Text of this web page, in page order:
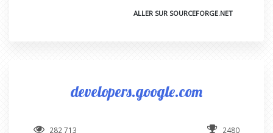
ALLER SUR SOURCEFORGE.NET
developers.google.com
282 713 2480